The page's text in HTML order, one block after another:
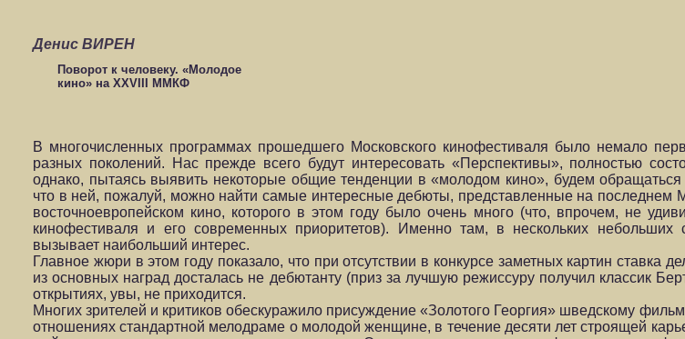
Денис ВИРЕН
Поворот к человеку. «Молодое
кино» на XXVIII ММКФ
В многочисленных программах прошедшего Московского кинофестиваля было немало
разных поколений. Нас прежде всего будут интересовать «Перспективы», полностью
однако, пытаясь выявить некоторые общие тенденции в «молодом кино», будем
что в ней, пожалуй, можно найти самые интересные дебюты, представленные на последнем
восточноевропейском кино, которого в этом году было очень много (что, впрочем, не
кинофестиваля и его современных приоритетов). Именно там, в нескольких небольших
вызывает наибольший интерес.
Главное жюри в этом году показало, что при отсутствии в конкурсе заметных картин ставка
из основных наград досталась не дебютанту (приз за лучшую режиссуру получил классик
открытиях, увы, не приходится.
Многих зрителей и критиков обескуражило присуждение «Золотого Георгия» шведскому
отношениях стандартной мелодраме о молодой женщине, в течение десяти лет строящей